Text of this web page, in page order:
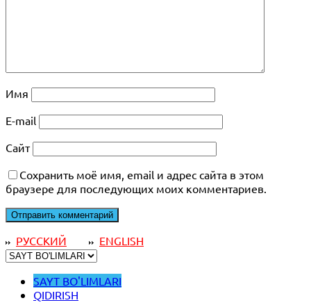
Имя
E-mail
Сайт
Сохранить моё имя, email и адрес сайта в этом
браузере для последующих моих комментариев.
РУССКИЙ ENGLISH
SAYT BO'LIMLARI
QIDIRISH